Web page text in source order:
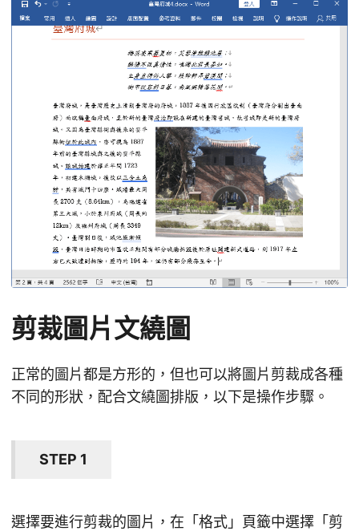
剪裁圖片文繞圖
正常的圖片都是方形的，但也可以將圖片剪裁成各種
不同的形狀，配合文繞圖排版，以下是操作步驟。
STEP 1
選擇要進行剪裁的圖片，在「格式」頁籤中選擇「剪